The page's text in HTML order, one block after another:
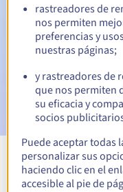
vencimiento
Email el día del
del nombre de dominio
Email tras el periodo
notificar la
Ver
rastreadores de
nos permiten
preferencias y
nuestras páginas;
y rastreadores de
que nos permiten
su eficacia y
socios
Puede aceptar todas
personalizar sus
haciendo clic en el
accesible al pie de